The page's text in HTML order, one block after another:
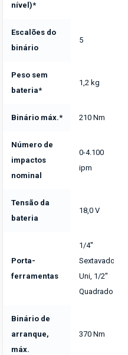
nível)*
Escalões do
binário
5
Peso sem
bateria*
1,2 kg
Binário máx.* 210 Nm
Número de
impactos
nominal
0-4.100
ipm
Tensão da
bateria
18,0 V
Porta-
ferramentas
1/4''
Sextavado
Uni, 1/2''
Quadrado
Binário de
arranque,
máx.
370 Nm